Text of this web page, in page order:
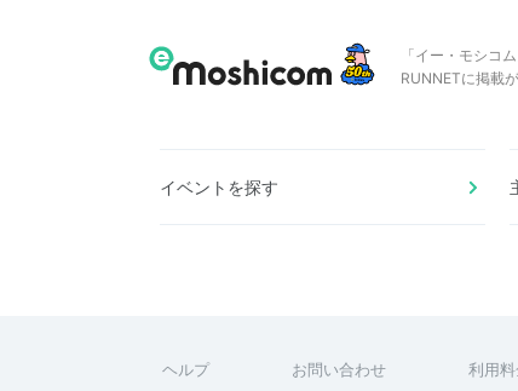
「イー・モシコ
RUNNETに掲載
イベントを探す
ヘルプ お問い合わせ 利用